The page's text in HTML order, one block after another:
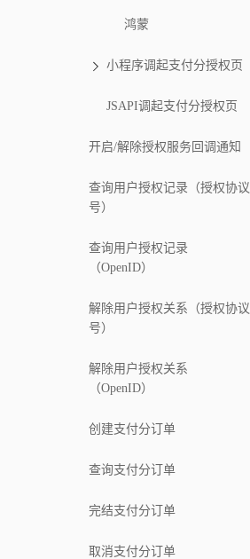
鸿蒙
小程序调起支付分授权页
JSAPI调起支付分授权页
开启/解除授权服务回调通知
查询用户授权记录（授权协议
号）
查询用户授权记录
（OpenID）
解除用户授权关系（授权协议
号）
解除用户授权关系
（OpenID）
创建支付分订单
查询支付分订单
完结支付分订单
取消支付分订单